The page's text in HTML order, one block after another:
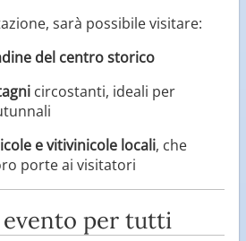
sarà possibile visitare:
del centro storico
circostanti, ideali per
e vitivinicole locali, che
porte ai visitatori
evento per tutti